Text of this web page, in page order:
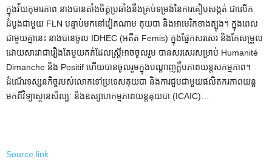
ក្នុងវ័យកុមារភាព នាងបានតាំងចិត្តប្រឆាំងនឹងគ្រប់ទម្រង់នៃការគៀបសង្កត់ ជាលើក
ដំបូងជាមួយ FLN បន្ទាប់មកនៅវៀតណាម គុយបា និងអាមេរិកខាងត្បូង។ ក្នុងពេល
ជាមួយគ្នានេះ នាងបានចូល IDHEC (អតីត Femis) ក្នុងផ្នែកសរសេរ និងកែសម្រួល
ដោយសារវាជារឿងតែមួយគត់ដែលស្ត្រីអាចចូលរួម បានសរសេរសម្រាប់ Humanité
Dimanche និង Positif ហើយបានចូលរួមក្នុងបណ្តាញក្លឹបភាពយន្តសកម្មភាព។
ដំណើរ​ទស្សនកិច្ច​របស់​លោក​ទៅ​ប្រទេស​គុយបា និង​ការ​ជួប​ជាមួយ​ផលិតករ​ភាពយន្ត​
មក​ពី​វិទ្យាស្ថាន​សិល្បៈ និង​ឧស្សាហកម្ម​ភាពយន្ត​គុយបា (ICAIC)…
Source link